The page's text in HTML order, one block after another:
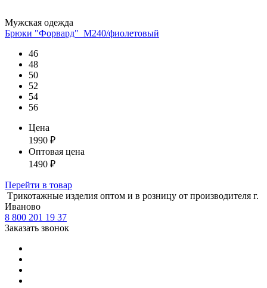
Мужская одежда
Брюки "Форвард"_М240/фиолетовый
46
48
50
52
54
56
Цена
1990 ₽
Оптовая цена
1490 ₽
Перейти в товар
Tрикотажные изделия оптом и в розницу от производителя г.
Иваново
8 800 201 19 37
Заказать звонок